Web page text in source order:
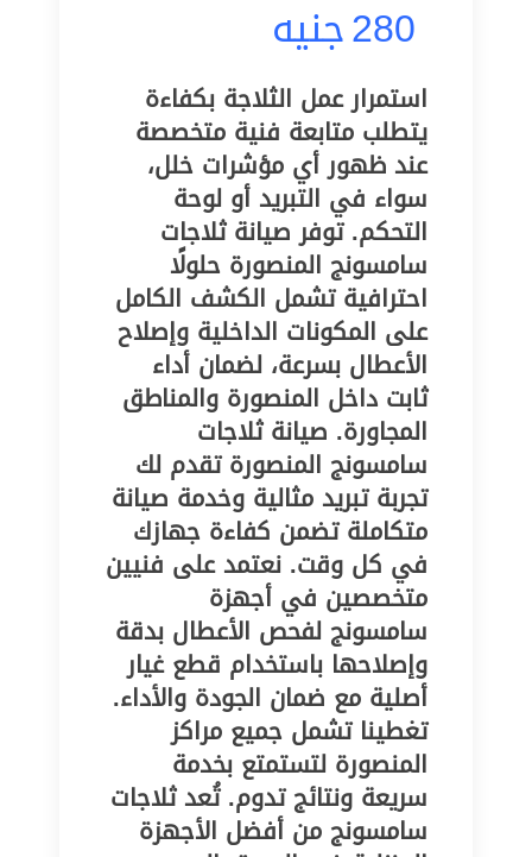
280جنيه
استمرار عمل الثلاجة بكفاءة
يتطلب متابعة فنية متخصصة
عند ظهور أي مؤشرات خلل،
سواء في التبريد أو لوحة
التحكم. توفر صيانة ثلاجات
سامسونج المنصورة حلولًا
احترافية تشمل الكشف الكامل
على المكونات الداخلية وإصلاح
الأعطال بسرعة، لضمان أداء
ثابت داخل المنصورة والمناطق
المجاورة. صيانة ثلاجات
سامسونج المنصورة تقدم لك
تجربة تبريد مثالية وخدمة صيانة
متكاملة تضمن كفاءة جهازك
في كل وقت. نعتمد على فنيين
متخصصين في أجهزة
سامسونج لفحص الأعطال بدقة
وإصلاحها باستخدام قطع غيار
أصلية مع ضمان الجودة والأداء.
تغطينا تشمل جميع مراكز
المنصورة لتستمتع بخدمة
سريعة ونتائج تدوم. تُعد ثلاجات
سامسونج من أفضل الأجهزة